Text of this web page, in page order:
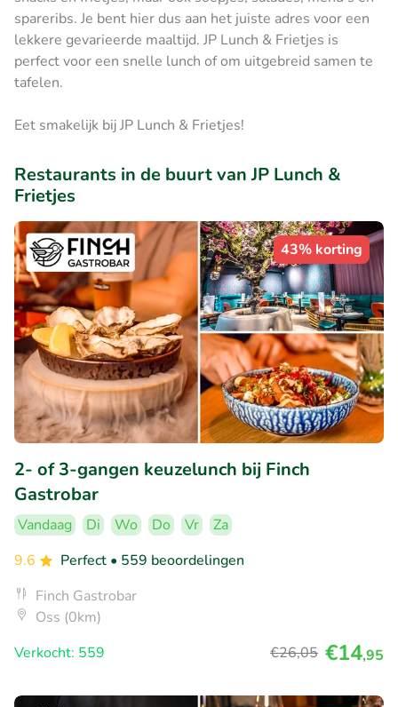
spareribs. Je bent hier dus aan het juiste adres voor een
lekkere gevarieerde maaltijd. JP Lunch & Frietjes is
perfect voor een snelle lunch of om uitgebreid samen te
tafelen.
Eet smakelijk bij JP Lunch & Frietjes!
Restaurants in de buurt van JP Lunch &
Frietjes
43% korting
2- of 3-gangen keuzelunch bij Finch
Gastrobar
Vandaag Di Wo Do Vr
Za
9.6
Perfect • 559 beoordelingen
Finch Gastrobar
Oss (0km)
Verkocht: 559
€26,05 €14,95